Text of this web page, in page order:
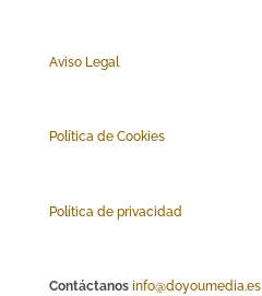
Aviso Legal
Política de Cookies
Política de privacidad
Contáctanos info@doyoumedia.es